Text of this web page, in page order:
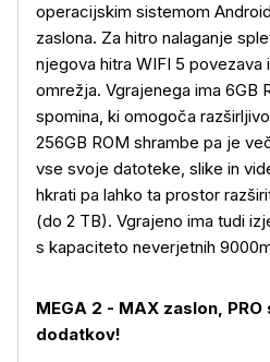
operacijskim sistemom
zaslona. Za hitro nalaganje
njegova hitra WIFI 5 povezava
omrežja. Vgrajenega ima 6GB
spomina, ki omogoča
256GB ROM shrambe pa je
vse svoje datoteke, slike in
hkrati pa lahko ta prostor
(do 2 TB). Vgrajeno ima tudi
s kapaciteto neverjetnih
MEGA 2 - MAX zaslon,
dodatkov!